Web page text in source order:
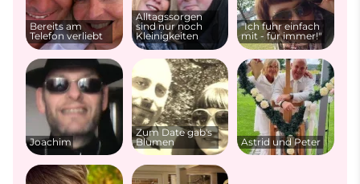
Bereits am
Telefon verliebt
Alltagssorgen
sind nur noch
Kleinigkeiten
"Ich fuhr einfach
mit - für immer!"
Joachim
Zum Date gab's
Blumen
Astrid und Peter